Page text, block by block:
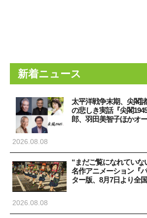
新着ニュース
太平洋戦争末期、尖閣
の悲しき実話『尖閣
郎、羽田美智子ほかオ
2026.08.08
“まだご覧になれていな
名作アニメーション『
ター版、8月7日より全
2026.08.08